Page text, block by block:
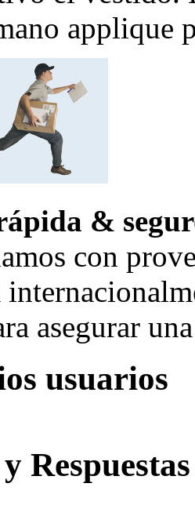
applique
&
con
asegurar
usuarios
Respuestas